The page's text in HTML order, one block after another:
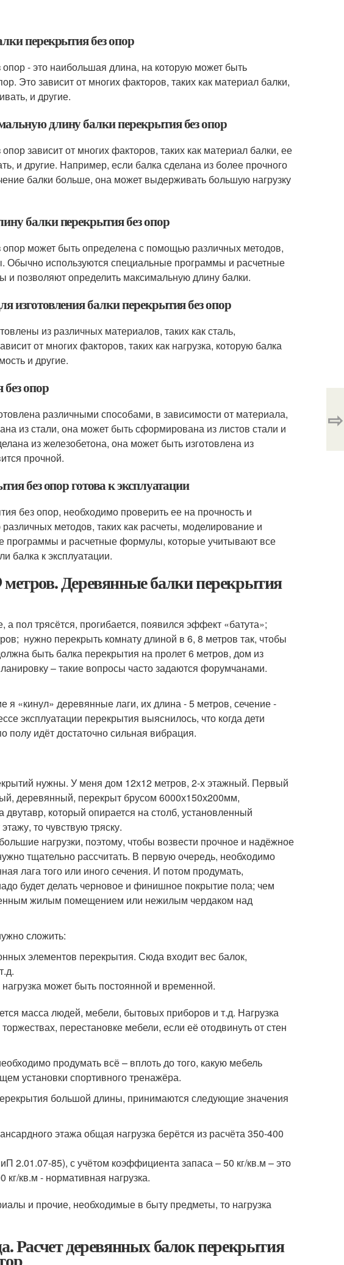
перекрытия без опор
- это наибольшая длина, на которую может быть
Это зависит от многих факторов, таких как материал балки,
и другие.
длину балки перекрытия без опор
зависит от многих факторов, таких как материал балки, ее
и другие. Например, если балка сделана из более прочного
балки больше, она может выдерживать большую нагрузку
балки перекрытия без опор
может быть определена с помощью различных методов,
Обычно используются специальные программы и расчетные
позволяют определить максимальную длину балки.
изготовления балки перекрытия без опор
из различных материалов, таких как сталь,
от многих факторов, таких как нагрузка, которую балка
и другие.
опор
различными способами, в зависимости от материала,
из стали, она может быть сформирована из листов стали и
из железобетона, она может быть изготовлена из
прочной.
без опор готова к эксплуатации
без опор, необходимо проверить ее на прочность и
методов, таких как расчеты, моделирование и
программы и расчетные формулы, которые учитывают все
балка к эксплуатации.
Деревянные балки перекрытия
пол трясётся, прогибается, появился эффект «батута»;
нужно перекрыть комнату длиной в 6, 8 метров так, чтобы
быть балка перекрытия на пролет 6 метров, дом из
– такие вопросы часто задаются форумчанами.
«кинул» деревянные лаги, их длина - 5 метров, сечение -
эксплуатации перекрытия выяснилось, что когда дети
полу идёт достаточно сильная вибрация.
нужны. У меня дом 12х12 метров, 2-х этажный. Первый
деревянный, перекрыт брусом 6000х150х200мм,
который опирается на столб, установленный
то чувствую тряску.
нагрузки, поэтому, чтобы возвести прочное и надёжное
тщательно рассчитать. В первую очередь, необходимо
лага того или иного сечения. И потом продумать,
будет делать черновое и финишное покрытие пола; чем
жилым помещением или нежилым чердаком над
сложить:
элементов перекрытия. Сюда входит вес балок,
может быть постоянной и временной.
масса людей, мебели, бытовых приборов и т.д. Нагрузка
перестановке мебели, если её отодвинуть от стен
продумать всё – вплоть до того, какую мебель
установки спортивного тренажёра.
большой длины, принимаются следующие значения
этажа общая нагрузка берётся из расчёта 350-400
2.01.07-85), с учётом коэффициента запаса – 50 кг/кв.м – это
кг/кв.м - нормативная нагрузка.
и прочие, необходимые в быту предметы, то нагрузка
Расчет деревянных балок перекрытия
⇨